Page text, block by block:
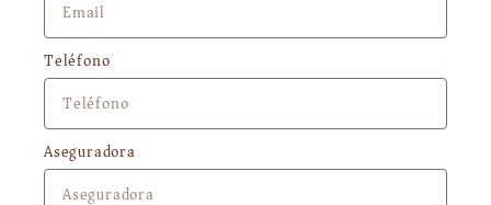
Teléfono
Aseguradora